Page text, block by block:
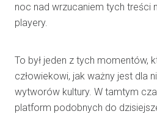
noc nad wrzucaniem tych treści
playery.
To był jeden z tych momentów,
człowiekowi, jak ważny jest dla
wytworów kultury. W tamtym
platform podobnych do